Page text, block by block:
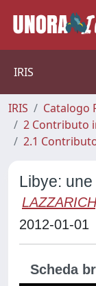
IRIS
IRIS
Catalogo
2 Contributo
2.1
Libye:
2012-01-01
Scheda